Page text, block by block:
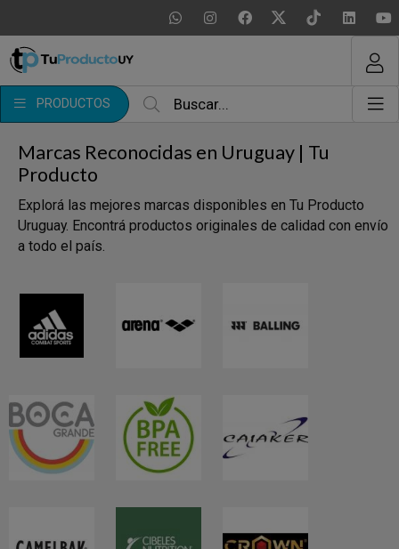
PRODUCTOS
MI COMPRA
Marcas Reconocidas en Uruguay | Tu
Producto
Explorá las mejores marcas disponibles en Tu Producto
Uruguay. Encontrá productos originales de calidad con envío
a todo el país.